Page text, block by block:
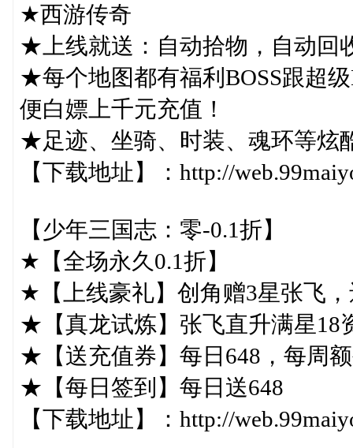
★西游传奇
★上线就送：自动拾物，自动回
★每个地图都有福利BOSS跟超
便白嫖上千元充值！
★足迹、坐骑、时装、魂环等炫
【下载地址】：http://
【少年三国志：零-0.1折】
★【全场永久0.1折】
★【上线豪礼】创角赠3星张飞，
★【真龙试炼】张飞直升满星18
★【送充值券】每日648，每周
★【每日签到】每日送648
【下载地址】：http://